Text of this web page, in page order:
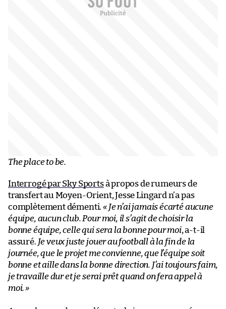
The place to be.
Interrogé par Sky Sportsà propos de rumeurs de
transfert au Moyen-Orient, Jesse Lingard n’a pas
complètement démenti.« Je n’ai jamais écarté aucune
équipe, aucun club. Pour moi, il s’agit de choisir la
bonne équipe, celle qui sera la bonne pour moi, a-t-il
assuré. Je veux juste jouer au football à la fin de la
journée, que le projet me convienne, que l’équipe soit
bonne et aille dans la bonne direction. J’ai toujours faim,
je travaille dur et je serai prêt quand on fera appel à
moi.»